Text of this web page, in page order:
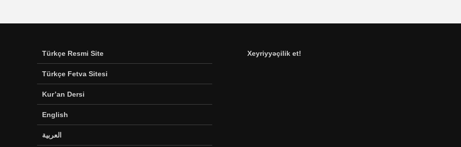
Türkçe Resmi Site
Türkçe Fetva Sitesi
Kur’an Dersi
English
العربية
Xeyriyyəçilik et!